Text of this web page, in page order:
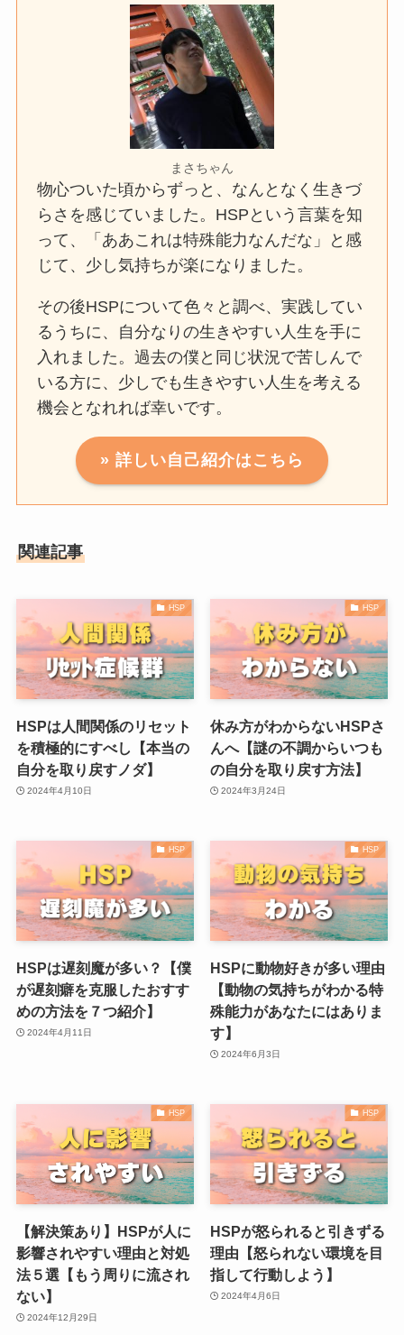
まさちゃん
物心ついた頃からずっと、なんとなく生きづ
らさを感じていました。HSPという言葉を知
って、「ああこれは特殊能力なんだな」と感
じて、少し気持ちが楽になりました。
その後HSPについて色々と調べ、実践してい
るうちに、自分なりの生きやすい人生を手に
入れました。過去の僕と同じ状況で苦しんで
いる方に、少しでも生きやすい人生を考える
機会となれれば幸いです。
» 詳しい自己紹介はこちら
関連記事
HSP
HSPは人間関係のリセット
を積極的にすべし【本当の
自分を取り戻すノダ】
2024年4月10日
HSP
休み方がわからないHSPさ
んへ【謎の不調からいつも
の自分を取り戻す方法】
2024年3月24日
HSP
HSPは遅刻魔が多い？【僕
が遅刻癖を克服したおすす
めの方法を７つ紹介】
2024年4月11日
HSP
HSPに動物好きが多い理由
【動物の気持ちがわかる特
殊能力があなたにはありま
す】
2024年6月3日
HSP
【解決策あり】HSPが人に
影響されやすい理由と対処
法５選【もう周りに流され
ない】
2024年12月29日
HSP
HSPが怒られると引きずる
理由【怒られない環境を目
指して行動しよう】
2024年4月6日